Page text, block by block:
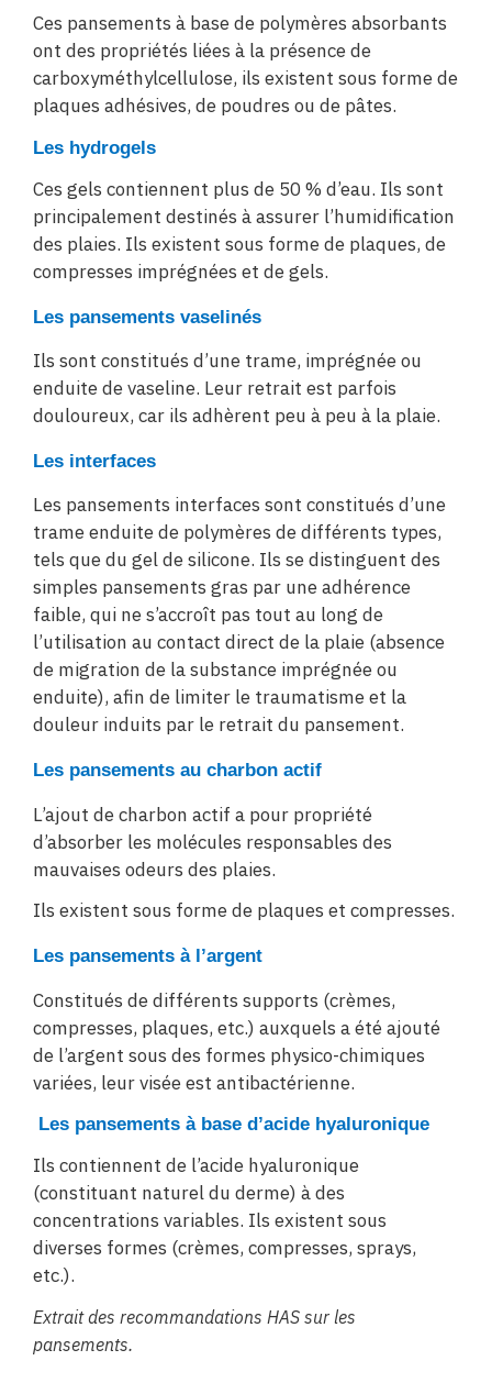
Ces pansements à base de polymères absorbants
ont des propriétés liées à la présence de
carboxyméthylcellulose, ils existent sous forme de
plaques adhésives, de poudres ou de pâtes.
Les hydrogels
Ces gels contiennent plus de 50 % d’eau. Ils sont
principalement destinés à assurer l’humidification
des plaies. Ils existent sous forme de plaques, de
compresses imprégnées et de gels.
Les pansements vaselinés
Ils sont constitués d’une trame, imprégnée ou
enduite de vaseline. Leur retrait est parfois
douloureux, car ils adhèrent peu à peu à la plaie.
Les interfaces
Les pansements interfaces sont constitués d’une
trame enduite de polymères de différents types,
tels que du gel de silicone. Ils se distinguent des
simples pansements gras par une adhérence
faible, qui ne s’accroît pas tout au long de
l’utilisation au contact direct de la plaie (absence
de migration de la substance imprégnée ou
enduite), afin de limiter le traumatisme et la
douleur induits par le retrait du pansement.
Les pansements au charbon actif
L’ajout de charbon actif a pour propriété
d’absorber les molécules responsables des
mauvaises odeurs des plaies.
Ils existent sous forme de plaques et compresses.
Les pansements à l’argent
Constitués de différents supports (crèmes,
compresses, plaques, etc.) auxquels a été ajouté
de l’argent sous des formes physico-chimiques
variées, leur visée est antibactérienne.
Les pansements à base d’acide hyaluronique
Ils contiennent de l’acide hyaluronique
(constituant naturel du derme) à des
concentrations variables. Ils existent sous
diverses formes (crèmes, compresses, sprays,
etc.).
Extrait des recommandations HAS sur les
pansements.